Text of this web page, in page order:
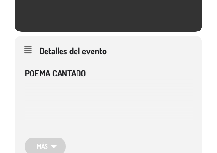
Detalles del evento
POEMA CANTADO
MÁS